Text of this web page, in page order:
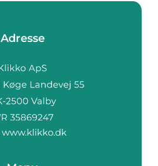
Adresse
www.klikko.dk